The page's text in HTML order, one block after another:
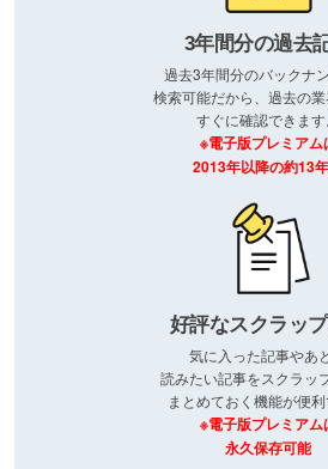
3年間分の過去
過去3年間分のバックナ
検索可能だから、過去の
すぐに確認できます
※電子版プレミアム
2013年以降の約13
好評なスクラッ
気に入った記事やあ
読みたい記事をスクラッ
まとめておく機能が便利
※電子版プレミアム
永久保存可能